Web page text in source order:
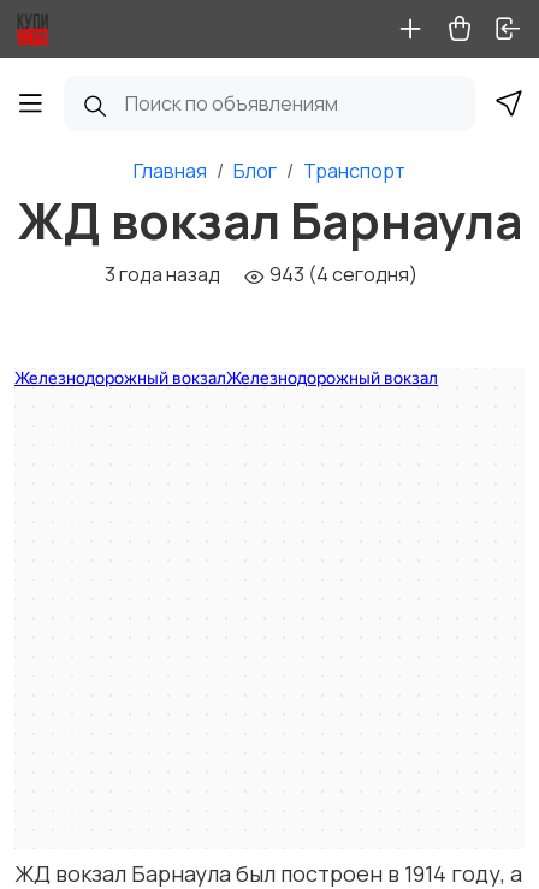
Главная Блог Транспорт
ЖД вокзал Барнаула
3 года назад 943 (4 сегодня)
Железнодорожный вокзал Барнаул
ЖД вокзал Барнаула был построен в 1914 году, а